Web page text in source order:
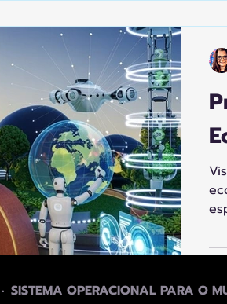
e
SISTEMA OPERACIONAL PARA O